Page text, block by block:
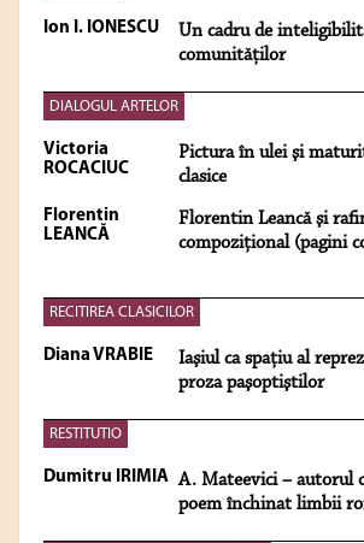
Ion I. IONESCU
Un cadru de
comunităţilor
DIALOGUL ARTELOR
Victoria
ROCACIUC
Pictura în ulei şi
clasice
Florentin
LEANCĂ
Florentin Leancă şi
compoziţional (pagini
RECITIREA CLASICILOR
Diana VRABIE
Iaşiul ca spaţiu al
proza paşoptiştilor
RESTITUTIO
Dumitru IRIMIA A. Mateevici – autorul
poem închinat limbii